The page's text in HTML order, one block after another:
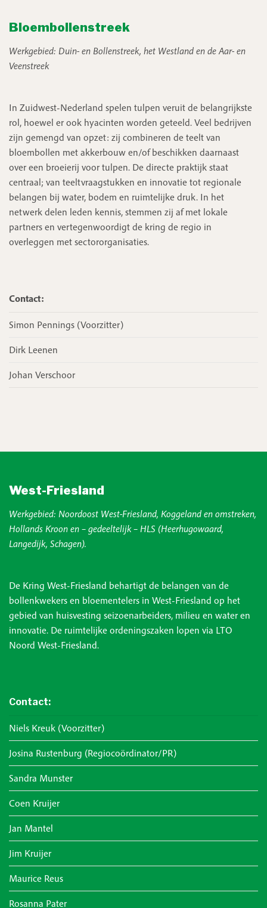
Bloembollenstreek
Werkgebied: Duin- en Bollenstreek, het Westland en de Aar- en
Veenstreek
In Zuidwest-Nederland spelen tulpen veruit de belangrijkste
rol, hoewel er ook hyacinten worden geteeld. Veel bedrijven
zijn gemengd van opzet: zij combineren de teelt van
bloembollen met akkerbouw en/of beschikken daarnaast
over een broeierij voor tulpen. De directe praktijk staat
centraal; van teeltvraagstukken en innovatie tot regionale
belangen bij water, bodem en ruimtelijke druk. In het
netwerk delen leden kennis, stemmen zij af met lokale
partners en vertegenwoordigt de kring de regio in
overleggen met sectororganisaties.
Contact:
Simon Pennings (voorzitter)
Dirk Leenen
Johan Verschoor
West-Friesland
Werkgebied: Noordoost West-Friesland, Koggeland en omstreken,
Hollands Kroon en – gedeeltelijk – HLS (Heerhugowaard,
Langedijk, Schagen).
De Kring West-Friesland behartigt de belangen van de
bollenkwekers en bloementelers in West-Friesland op het
gebied van huisvesting seizoenarbeiders, milieu en water en
innovatie. De ruimtelijke ordeningszaken lopen via LTO
Noord West-Friesland.
Contact:
Niels Kreuk (voorzitter)
Josina Rustenburg (regiocoördinator/PR)
Sandra Munster
Coen Kruijer
Jan Mantel
Jim Kruijer
Maurice Reus
Rosanna Pater